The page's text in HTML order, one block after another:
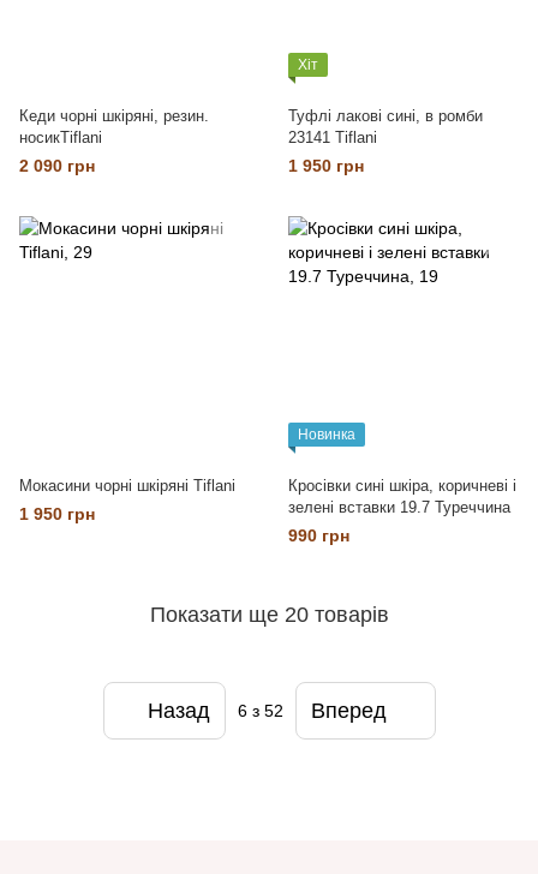
Кеди чорні шкіряні, резин.
носикTiflani
2 090 грн
Хіт
Туфлі лакові сині, в ромби
23141 Tiflani
1 950 грн
Мокасини чорні шкіряні Tiflani
1 950 грн
Новинка
Кросівки сині шкіра, коричневі і
зелені вставки 19.7 Туреччина
990 грн
Показати ще 20 товарів
Назад 6з 52 Вперед